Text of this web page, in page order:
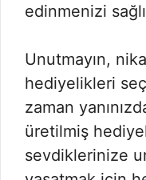
edinmenizi
Unutmayın,
hediyelikleri
zaman
üretilmiş
sevdiklerinize